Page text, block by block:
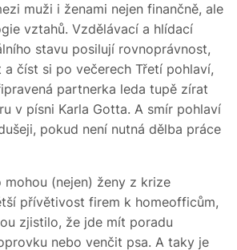
muži i ženami nejen finančně, ale
vztahů. Vzdělávací a hlídací
stavu posilují rovnoprávnost,
číst si po večerech Třetí pohlaví,
partnerka leda tupě zírat
v písni Karla Gotta. A smír pohlaví
pokud není nutná dělba práce
(nejen) ženy z krize
přívětivost firem k homeofficům,
zjistilo, že jde mít poradu
nebo venčit psa. A taky je